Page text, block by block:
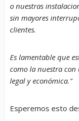
o nuestras
sin mayores
clientes.
Es lamentable que
como la nuestra
legal y económica."
Esperemos esto